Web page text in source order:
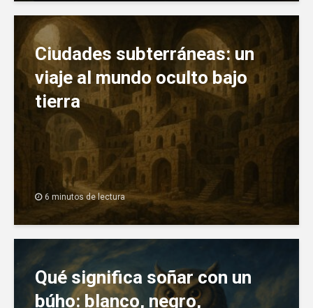
Ciudades subterráneas: un
viaje al mundo oculto bajo
tierra
6 minutos de lectura
Qué significa soñar con un
búho: blanco, negro,